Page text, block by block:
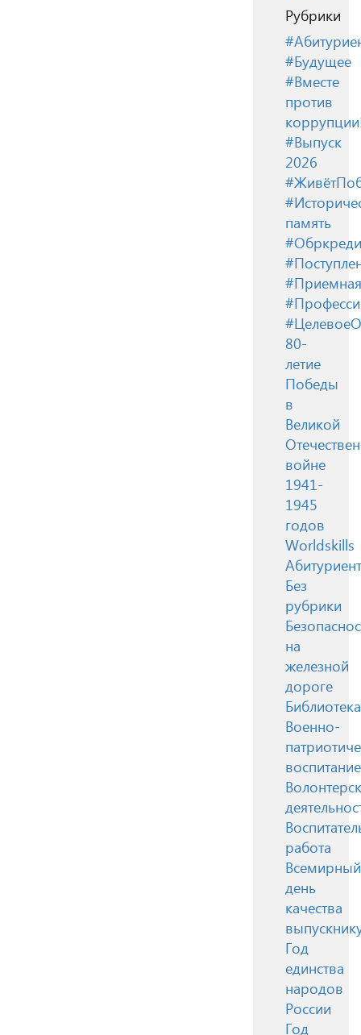
Рубрики
#Будущее
#Вместе
против
#Выпуск
2026
память
80-
летие
Победы
в
Великой
войне
1941-
1945
годов
Worldskills
Без
рубрики
на
железной
дороге
Библиотека
Военно-
воспитание
работа
Всемирный
день
качества
Год
единства
народов
России
Год